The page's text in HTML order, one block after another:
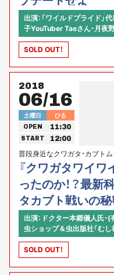
出演：「ワイルドプライド」
子YouTuber Taeさん・月夜
SOLD OUT！
2018
06/16
土曜日 ひる
OPEN 11:30
START 12:00
普段身近なクワガタ・カブト
生の話しを聞いて見たい！直
ト！ クワガタ・カブトムシフ
『クワガタワイ
ったのか！？最新
タカブト戦いの秘
出演：ドクター本郷儀人氏・
虫ショップ＆虫出版社「むし
SOLD OUT！